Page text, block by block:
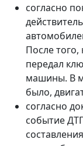
согласно
После
передал
машины. В
было,
согласно
событие